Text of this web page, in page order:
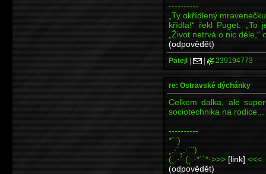
----------
„Ty okřídlený
křídla!“ řekl Puget. „To
„Život netrvá o nic déle,“
(odpovědět)
Patejl | | 239194773
re: Ostravské dýchánky
Celkem dalka, ale
sociotechnika na rodice...
----------
*´¨)
¸.·´¸.·´¨)
(¸.·´ (¸.·*´`*·>>> [link] <<<
(odpovědět)